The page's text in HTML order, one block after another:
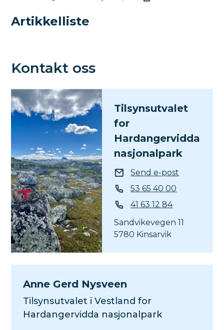
Artikkelliste
Kontakt oss
Tilsynsutvalet
for
Hardangervidda
nasjonalpark
E-postSend e-post
Telefon53 65 40 00
Mobil41 63 12 84
Sandvikevegen 11
5780 Kinsarvik
Anne Gerd Nysveen
Tilsynsutvalet i Vestland for
Hardangervidda nasjonalpark